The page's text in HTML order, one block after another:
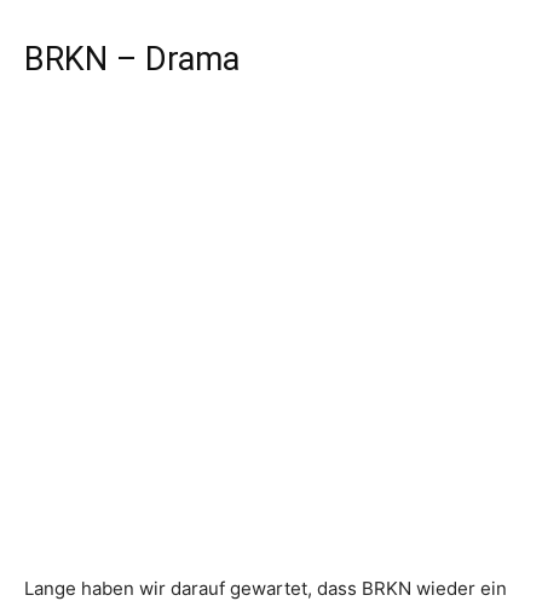
BRKN – Drama
Lange haben wir darauf gewartet, dass BRKN wieder ein